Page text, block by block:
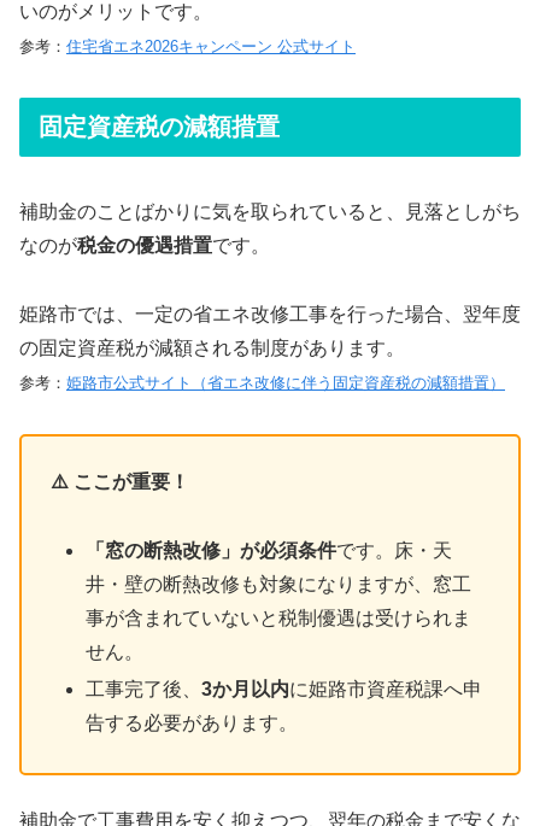
いのがメリットです。
参考： 住宅省エネ2026キャンペーン 公式サイト
固定資産税の減額措置
補助金のことばかりに気を取られていると、見落としがち
なのが税金の優遇措置です。
姫路市では、一定の省エネ改修工事を行った場合、翌年度
の固定資産税が減額される制度があります。
参考： 姫路市公式サイト（省エネ改修に伴う固定資産税の減額措置）
⚠️ ここが重要！
「窓の断熱改修」が必須条件です。床・天
井・壁の断熱改修も対象になりますが、窓工
事が含まれていないと税制優遇は受けられま
せん。
工事完了後、3か月以内に姫路市資産税課へ申
告する必要があります。
補助金で工事費用を安く抑えつつ、翌年の税金まで安くな